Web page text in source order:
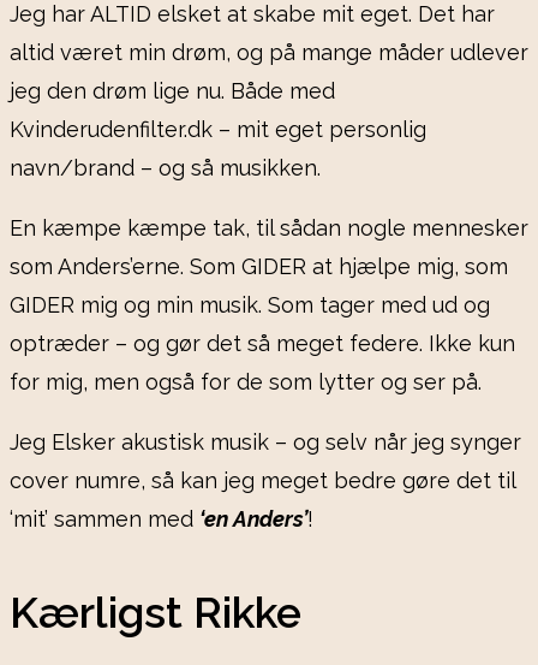
Jeg har ALTID elsket at skabe mit eget. Det har
altid været min drøm, og på mange måder udlever
jeg den drøm lige nu. Både med
Kvinderudenfilter.dk – mit eget personlig
navn/brand – og så musikken.
En kæmpe kæmpe tak, til sådan nogle mennesker
som Anders’erne. Som GIDER at hjælpe mig, som
GIDER mig og min musik. Som tager med ud og
optræder – og gør det så meget federe. Ikke kun
for mig, men også for de som lytter og ser på.
Jeg Elsker akustisk musik – og selv når jeg synger
cover numre, så kan jeg meget bedre gøre det til
‘mit’ sammen med ‘en Anders’!
Kærligst Rikke